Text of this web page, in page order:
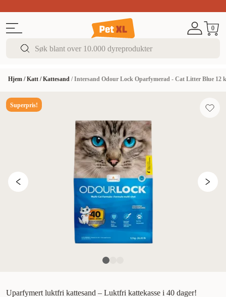
0
Hjem /Katt /Kattesand /Intersand Odour Lock Oparfymerad - Cat Litter Blue 12
Superpris!
Uparfymert luktfri kattesand – Luktfri kattekasse i 40 dager!